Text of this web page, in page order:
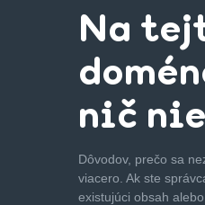
Na
nič
Dôvodov, prečo sa
viacero. Ak ste
existujúci obsah